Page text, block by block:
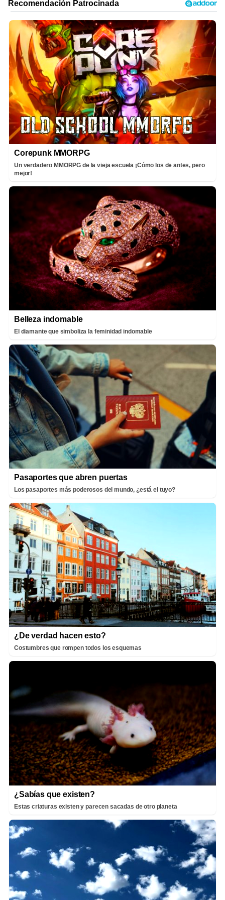
Corepunk MMORPG
Un verdadero MMORPG de la vieja escuela ¡Cómo los de antes, pero
mejor!
Belleza indomable
El diamante que simboliza la feminidad indomable
Pasaportes que abren puertas
Los pasaportes más poderosos del mundo, ¿está el tuyo?
¿De verdad hacen esto?
Costumbres que rompen todos los esquemas
¿Sabías que existen?
Estas criaturas existen y parecen sacadas de otro planeta